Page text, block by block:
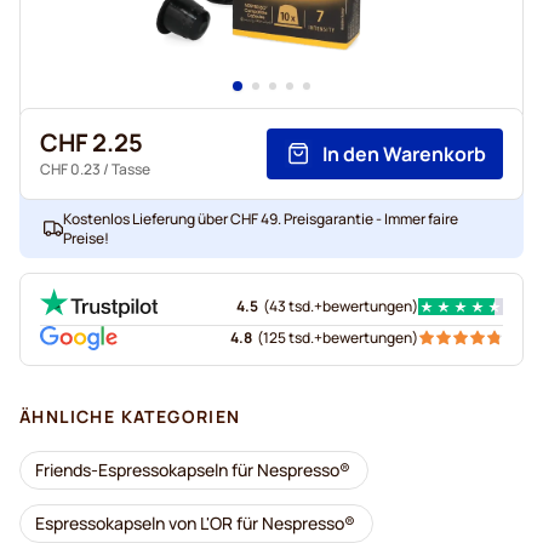
CHF 2.25
CHF 0.23 / Tasse
In den Warenkorb
Kostenlos Lieferung über CHF 49. Preisgarantie - Immer faire
Preise!
4.5 (43 tsd.+bewertungen)
4.8 (125 tsd.+bewertungen)
ÄHNLICHE KATEGORIEN
Friends-Espressokapseln für Nespresso®
Espressokapseln von L'OR für Nespresso®